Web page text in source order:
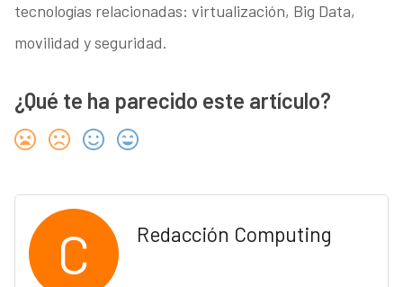
tecnologías relacionadas: virtualización, Big Data,
movilidad y seguridad.
¿Qué te ha parecido este artículo?
C Redacción Computing